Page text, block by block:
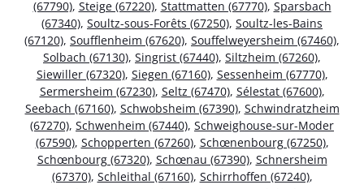
(67790), Steige (67220), Stattmatten (67770), Sparsbach
(67340), Soultz-sous-Forêts (67250), Soultz-les-Bains
(67120), Soufflenheim (67620), Souffelweyersheim (67460),
Solbach (67130), Singrist (67440), Siltzheim (67260),
Siewiller (67320), Siegen (67160), Sessenheim (67770),
Sermersheim (67230), Seltz (67470), Sélestat (67600),
Seebach (67160), Schwobsheim (67390), Schwindratzheim
(67270), Schwenheim (67440), Schweighouse-sur-Moder
(67590), Schopperten (67260), Schœnenbourg (67250),
Schœnbourg (67320), Schœnau (67390), Schnersheim
(67370), Schleithal (67160), Schirrhoffen (67240),